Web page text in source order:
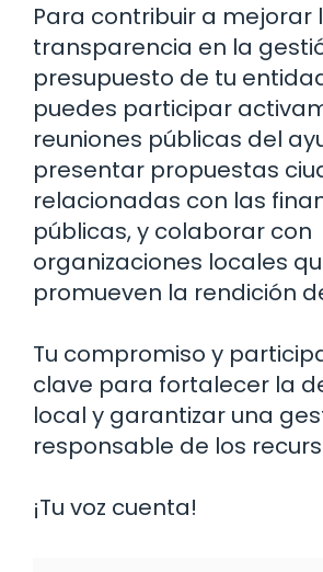
Para contribuir a mejorar
transparencia en la
presupuesto de tu
puedes participar
reuniones públicas del
presentar propuestas
relacionadas con las
públicas, y colaborar con
organizaciones locales
promueven la rendición
Tu compromiso y
clave para fortalecer la
local y garantizar una
responsable de los
¡Tu voz cuenta!